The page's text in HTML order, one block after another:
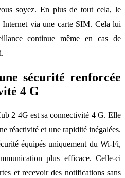
soyez. En plus de tout cela, le
via une carte SIM. Cela lui
continue même en cas de
sécurité renforcée
4 G
2 4G est sa connectivité 4 G. Elle
réactivité et une rapidité inégalées.
équipés uniquement du Wi-Fi,
plus efficace. Celle-ci
et recevoir des notifications sans